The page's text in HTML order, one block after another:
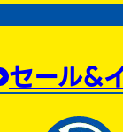
セール&